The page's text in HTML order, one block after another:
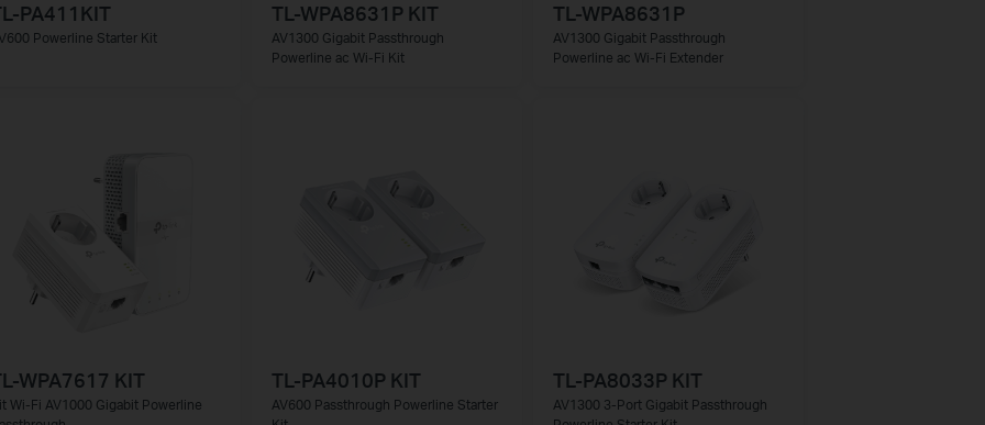
PA411KIT
Powerline Starter Kit
TL-WPA8631P KIT
AV1300 Gigabit Passthrough
Powerline ac Wi-Fi Kit
TL-WPA8631P
AV1300 Gigabit Passthrough
Powerline ac Wi-Fi Extender
WPA7617 KIT
Wi-Fi AV1000 Gigabit Powerline
TL-PA4010P KIT
AV600 Passthrough Powerline Starter
TL-PA8033P KIT
AV1300 3-Port Gigabit Passthrough